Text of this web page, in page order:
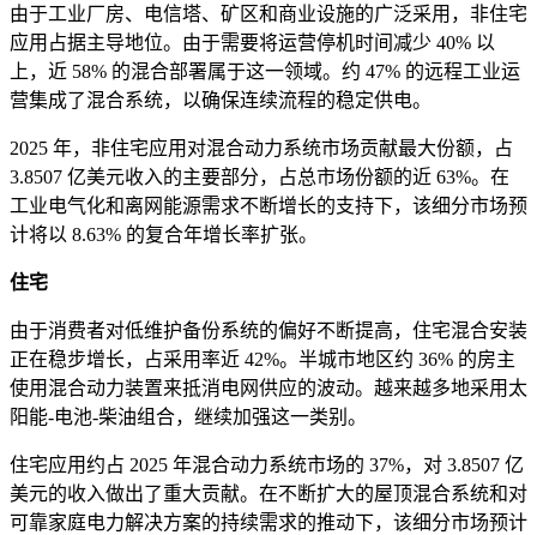
由于工业厂房、电信塔、矿区和商业设施的广泛采用，非住宅
应用占据主导地位。由于需要将运营停机时间减少 40% 以
上，近 58% 的混合部署属于这一领域。约 47% 的远程工业运
营集成了混合系统，以确保连续流程的稳定供电。
2025 年，非住宅应用对混合动力系统市场贡献最大份额，占
3.8507 亿美元收入的主要部分，占总市场份额的近 63%。在
工业电气化和离网能源需求不断增长的支持下，该细分市场预
计将以 8.63% 的复合年增长率扩张。
住宅
由于消费者对低维护备份系统的偏好不断提高，住宅混合安装
正在稳步增长，占采用率近 42%。半城市地区约 36% 的房主
使用混合动力装置来抵消电网供应的波动。越来越多地采用太
阳能-电池-柴油组合，继续加强这一类别。
住宅应用约占 2025 年混合动力系统市场的 37%，对 3.8507 亿
美元的收入做出了重大贡献。在不断扩大的屋顶混合系统和对
可靠家庭电力解决方案的持续需求的推动下，该细分市场预计